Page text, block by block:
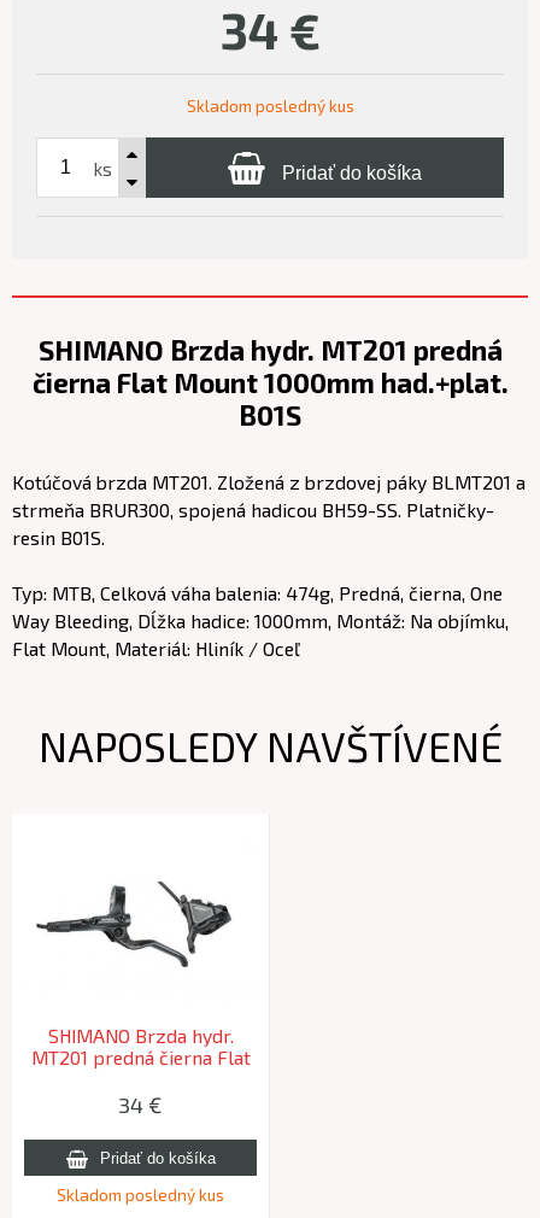
34 €
Skladom posledný kus
ks Pridať do košíka
SHIMANO Brzda hydr. MT201 predná
čierna Flat Mount 1000mm had.+plat.
B01S
Kotúčová brzda MT201. Zložená z brzdovej páky BLMT201 a
strmeňa BRUR300, spojená hadicou BH59-SS. Platničky-
resin B01S.
Typ: MTB, Celková váha balenia: 474g, Predná, čierna, One
Way Bleeding, Dĺžka hadice: 1000mm, Montáž: Na objímku,
Flat Mount, Materiál: Hliník / Oceľ
NAPOSLEDY NAVŠTÍVENÉ
SHIMANO Brzda hydr.
MT201 predná čierna Flat
B01S
34 €
Skladom posledný kus